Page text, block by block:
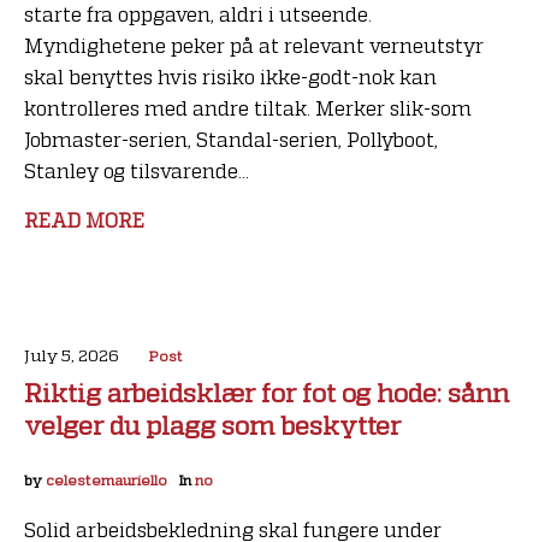
starte fra oppgaven, aldri i utseende.
Myndighetene peker på at relevant verneutstyr
skal benyttes hvis risiko ikke-godt-nok kan
kontrolleres med andre tiltak. Merker slik-som
Jobmaster-serien, Standal-serien, Pollyboot,
Stanley og tilsvarende...
READ MORE
July 5, 2026 Post
Riktig arbeidsklær for fot og hode: sånn
velger du plagg som beskytter
by celestemauriello Inno
Solid arbeidsbekledning skal fungere under